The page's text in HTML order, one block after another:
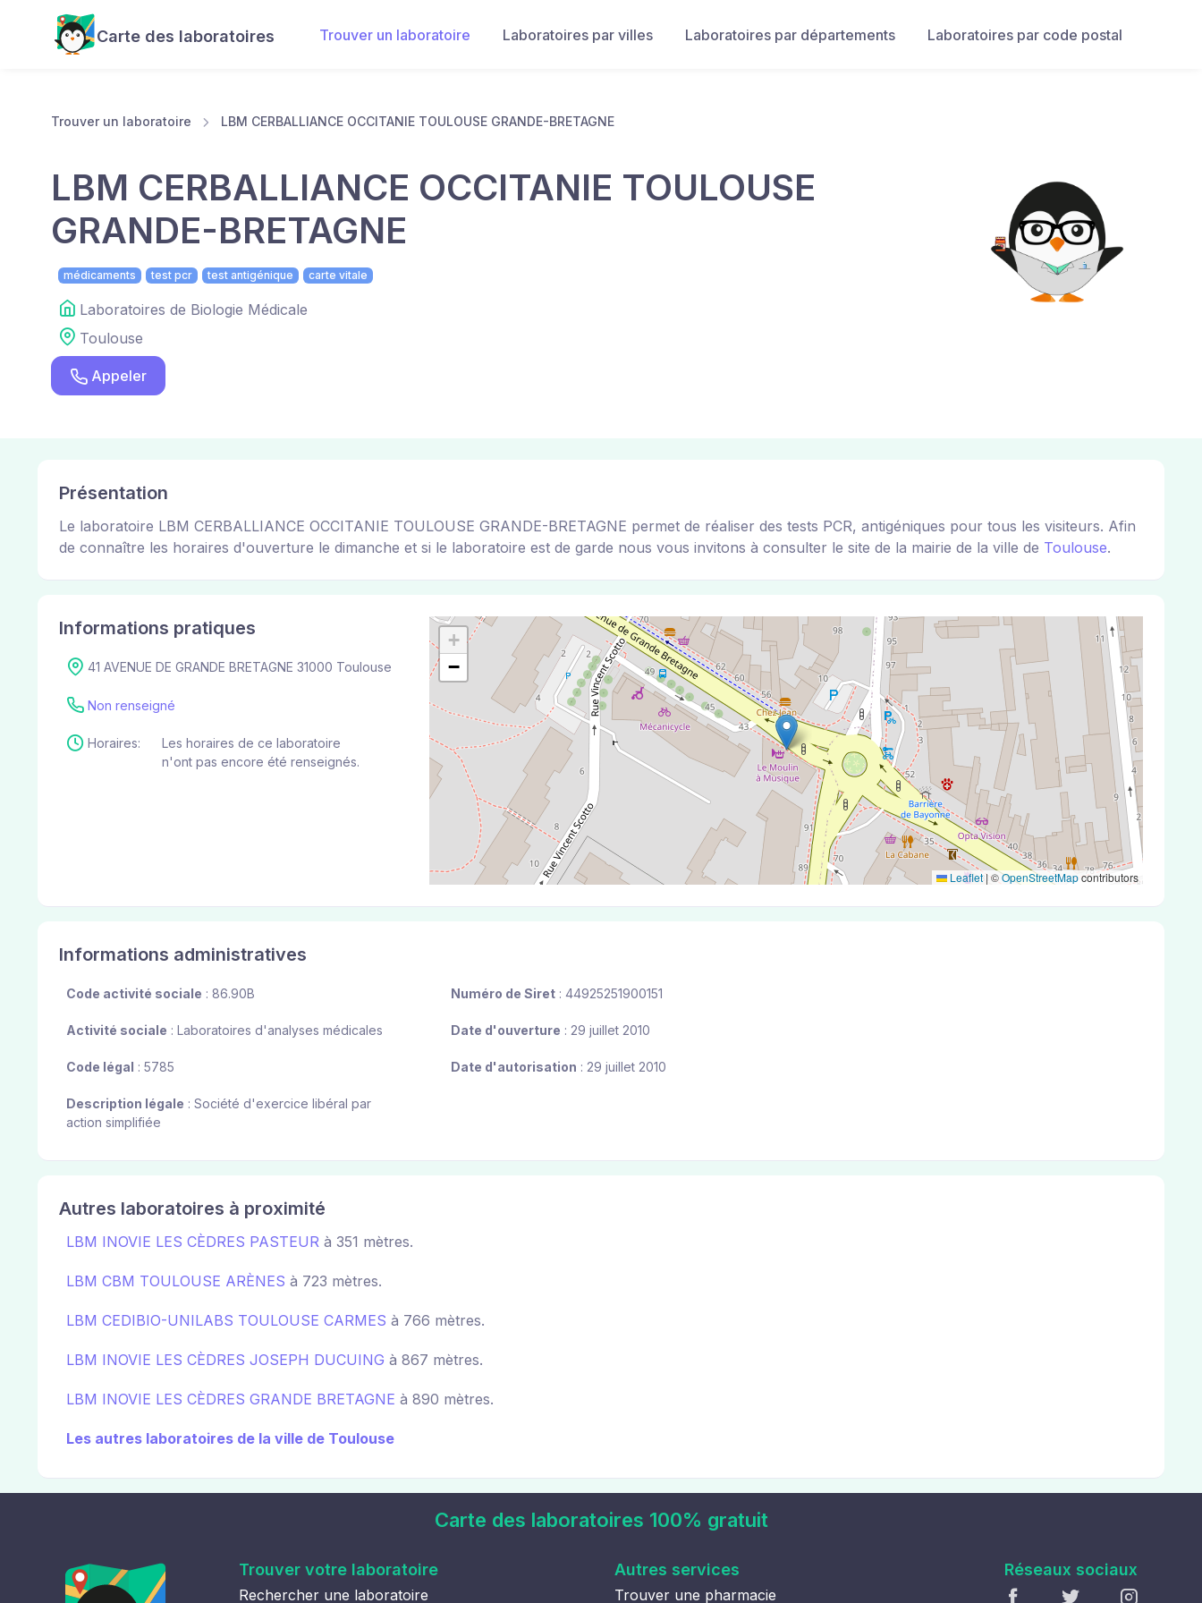
Carte des laboratoires Trouver un laboratoire Laboratoires par villes Laboratoires par départements Laboratoires par code postal
Trouver un laboratoire LBM CERBALLIANCE OCCITANIE TOULOUSE GRANDE-BRETAGNE
LBM CERBALLIANCE OCCITANIE TOULOUSE
GRANDE-BRETAGNE
médicaments test pcr test antigénique carte vitale
Laboratoires de Biologie Médicale
Toulouse
Appeler
Présentation
Le laboratoire LBM CERBALLIANCE OCCITANIE TOULOUSE GRANDE-BRETAGNE permet de réaliser des tests PCR, antigéniques pour tous les visiteurs. Afin
de connaître les horaires d'ouverture le dimanche et si le laboratoire est de garde nous vous invitons à consulter le site de la mairie de la ville de Toulouse.
Informations pratiques
41 AVENUE DE GRANDE BRETAGNE 31000 Toulouse
Non renseigné
Horaires:
Les horaires de ce laboratoire
n'ont pas encore été renseignés.
+
−
Leaflet |©OpenStreetMapcontributors
Informations administratives
Code activité sociale : 86.90B
Activité sociale : Laboratoires d'analyses médicales
Code légal : 5785
Description légale : Société d'exercice libéral par
action simplifiée
Numéro de Siret : 44925251900151
Date d'ouverture : 29 juillet 2010
Date d'autorisation : 29 juillet 2010
Autres laboratoires à proximité
LBM INOVIE LES CÈDRES PASTEUR à 351 mètres.
LBM CBM TOULOUSE ARÈNES à 723 mètres.
LBM CEDIBIO-UNILABS TOULOUSE CARMES à 766 mètres.
LBM INOVIE LES CÈDRES JOSEPH DUCUING à 867 mètres.
LBM INOVIE LES CÈDRES GRANDE BRETAGNE à 890 mètres.
Les autres laboratoires de la ville de Toulouse
Carte des laboratoires 100% gratuit
Trouver votre laboratoire
Rechercher une laboratoire
Autres services
Trouver une pharmacie
Réseaux sociaux